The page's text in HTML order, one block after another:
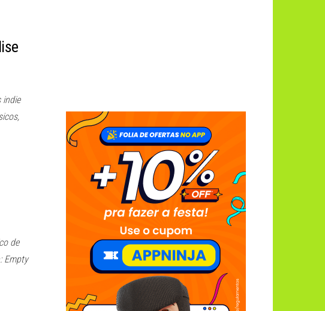
indie
de
Empty